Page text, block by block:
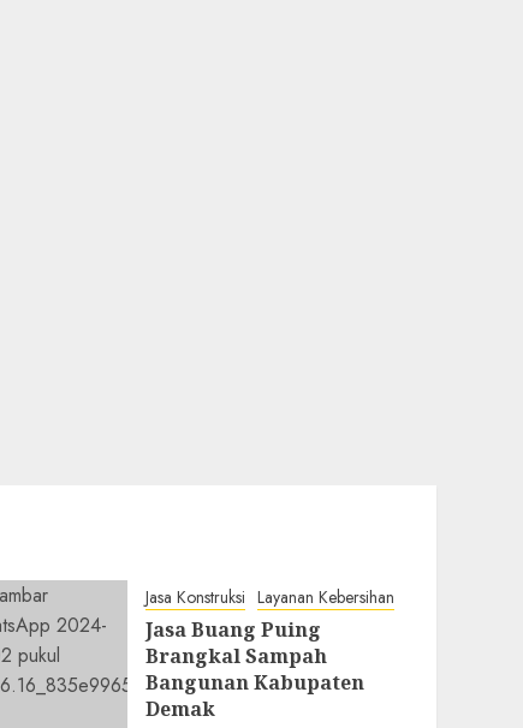
Jasa Konstruksi Layanan Kebersihan
Jasa Buang Puing
Brangkal Sampah
Bangunan Kabupaten
Demak